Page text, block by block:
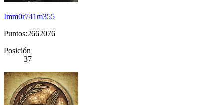
Imm0r741m355
Puntos:2662076
Posición
37